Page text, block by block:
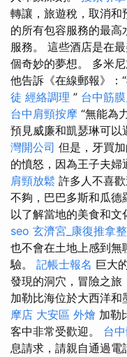
轉讓，旅遊稅，取消和
的所有包容服務的最
服務。 這些酒店是在
個奇妙的夢想。 多米
他告訴《在線郵報》：
徒 經絡調理 ” 台中筋
台中肩頸按摩 “無能為
預見威廉和凱瑟琳可以
灣開公司 但是，牙買
的憤怒，因為王子夫婦
肩頸放鬆 許多人不喜
不夠，巴巴多斯和瓜德
以了解當地的美食和文
seo 玄濟宮_康復推拿
也不會在土地上感到無
驗。 記帳士報名 巨大
發現的洞穴，冒險之旅
加勒比海位於大西洋和
摩店 大安區 外燴 加勒
客中非常受歡迎。 台
息請求，請親自通過電